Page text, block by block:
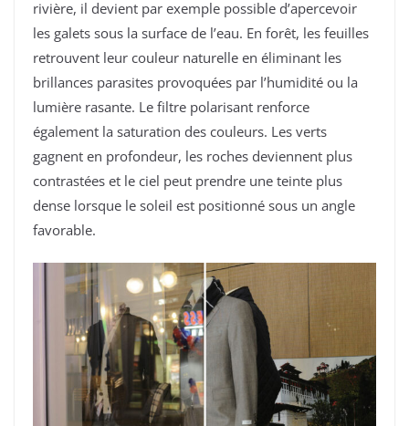
rivière, il devient par exemple possible d’apercevoir
les galets sous la surface de l’eau. En forêt, les feuilles
retrouvent leur couleur naturelle en éliminant les
brillances parasites provoquées par l’humidité ou la
lumière rasante. Le filtre polarisant renforce
également la saturation des couleurs. Les verts
gagnent en profondeur, les roches deviennent plus
contrastées et le ciel peut prendre une teinte plus
dense lorsque le soleil est positionné sous un angle
favorable.